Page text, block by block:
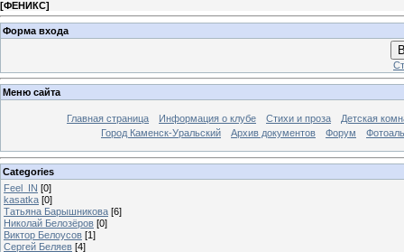
[ФЕНИКС]
Форма входа
Меню сайта
Главная страница Информация о клубе Стихи и проза
Детская
Город Каменск-Уральский
Архив документов Форум
Categories
Feel_IN [0]
kasatka [0]
Татьяна Барышникова [6]
Николай Белозёров [0]
Виктор Белоусов [1]
Сергей Беляев [4]